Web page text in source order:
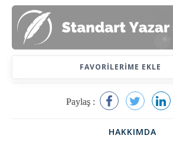
FAVORILERIME EKLE
Paylaş :
HAKKIMDA